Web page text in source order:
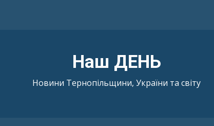
Наш ДЕНЬ
Новини Тернопільщини, України та світу